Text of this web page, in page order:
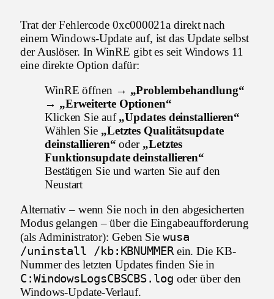
Trat der Fehlercode 0xc000021a direkt nach
einem Windows-Update auf, ist das Update selbst
der Auslöser. In WinRE gibt es seit Windows 11
eine direkte Option dafür:
WinRE öffnen → „Problembehandlung“
→ „Erweiterte Optionen“
Klicken Sie auf„Updates deinstallieren“
Wählen Sie „Letztes Qualitätsupdate
deinstallieren“ oder „Letztes
Funktionsupdate deinstallieren“
Bestätigen Sie und warten Sie auf den
Neustart
Alternativ – wenn Sie noch in den abgesicherten
Modus gelangen – über die Eingabeaufforderung
(als Administrator): Geben Siewusa
/uninstall /kb:KBNUMMERein. Die KB-
Nummer des letzten Updates finden Sie in
C:WindowsLogsCBSCBS.log oder über den
Windows-Update-Verlauf.